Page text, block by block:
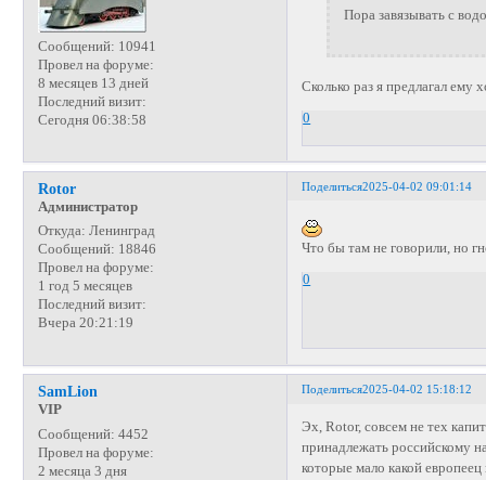
Сообщений: 10941
Провел на форуме:
8 месяцев 13 дней
Последний визит:
Сегодня 06:38:58
Пора завязывать с
Сколько раз я предлагал ему
0
Поделиться2025-04-02 09:01:14
Rotor
Администратор
Откуда: Ленинград
Сообщений: 18846
Провел на форуме:
1 год 5 месяцев
Последний визит:
Вчера 20:21:19
Что бы там не говорили, но
0
Поделиться2025-04-02 15:18:12
SamLion
VIP
Сообщений: 4452
Провел на форуме:
2 месяца 3 дня
Эх, Rotor, совсем не тех
принадлежать российскому
которые мало какой